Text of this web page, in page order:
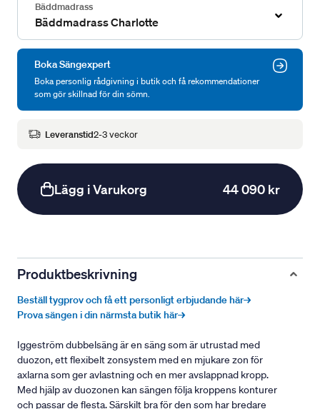
Bäddmadrass
Bäddmadrass Charlotte
Boka Sängexpert
Boka personlig rådgivning i butik och få rekommendationer
som gör skillnad för din sömn.
Leveranstid2-3 veckor
Lägg i Varukorg 44 090 kr
Produktbeskrivning
Beställ tygprov och få ett personligt erbjudande här→
Prova sängen i din närmsta butik här→
Iggeström dubbelsäng är en säng som är utrustad med
duozon, ett flexibelt zonsystem med en mjukare zon för
axlarna som ger avlastning och en mer avslappnad kropp.
Med hjälp av duozonen kan sängen följa kroppens konturer
och passar de flesta. Särskilt bra för den som har bredare